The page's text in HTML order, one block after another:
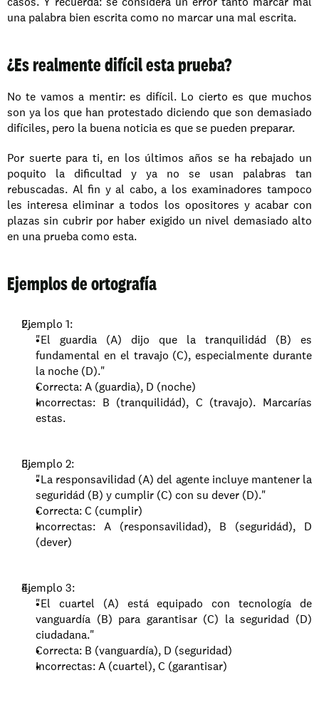
una palabra bien escrita como no marcar una mal escrita.
¿Es realmente difícil esta prueba?
No te vamos a mentir: es difícil. Lo cierto es que muchos
son ya los que han protestado diciendo que son demasiado
difíciles, pero la buena noticia es que se pueden preparar.
Por suerte para ti, en los últimos años se ha rebajado un
poquito la dificultad y ya no se usan palabras tan
rebuscadas. Al fin y al cabo, a los examinadores tampoco
les interesa eliminar a todos los opositores y acabar con
plazas sin cubrir por haber exigido un nivel demasiado alto
en una prueba como esta.
Ejemplos de ortografía
Ejemplo 1:
"El guardia (A) dijo que la tranquilidád (B) es
fundamental en el travajo (C), especialmente durante
la noche (D)."
Correcta: A (guardia), D (noche)
Incorrectas: B (tranquilidád), C (travajo). Marcarías
estas.
Ejemplo 2:
"La responsavilidad (A) del agente incluye mantener la
seguridád (B) y cumplir (C) con su dever (D)."
Correcta: C (cumplir)
Incorrectas: A (responsavilidad), B (seguridád), D
(dever)
Ejemplo 3:
"El cuartel (A) está equipado con tecnología de
vanguardía (B) para garantisar (C) la seguridad (D)
ciudadana."
Correcta: B (vanguardía), D (seguridad)
Incorrectas: A (cuartel), C (garantisar)